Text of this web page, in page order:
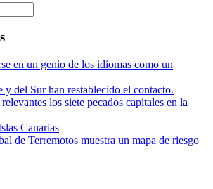
en un genio de los idiomas como un
y del Sur han restablecido el contacto.
los siete pecados capitales en la
Canarias
de Terremotos muestra un mapa de riesgo